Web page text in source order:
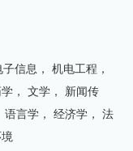
信息， 机电工程，
， 文学， 新闻传
语言学， 经济学， 法